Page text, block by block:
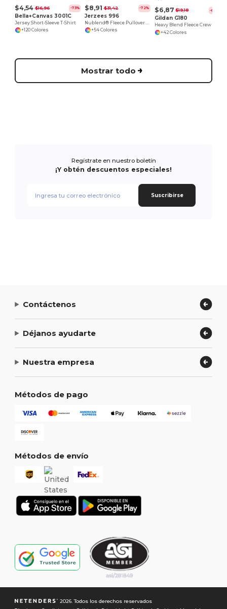
$4,54 $16,96 -73%
Bella+Canvas 3001C
Jersey Short-Sleeve T-Shirt
+120 Colores
$8,91 $31,42 -72%
Jerzees 996
+54 Colores
$6,87 $19,18 -64%
Gildan G180
Heavy Blend Fleece Crew
+42 Colores
Mostrar todo
Regístrate en nuestro boletín
¡Y obtén descuentos especiales!
Suscribirse
Contáctenos
Déjanos ayudarte
Nuestra empresa
Métodos de pago
Métodos de envío
2026. Todos los derechos reservados